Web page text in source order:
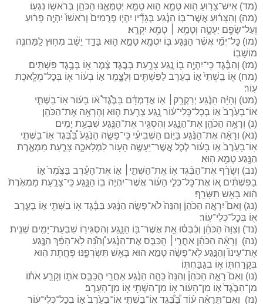
(מד) אִישׁ־צָר֥וּעַ ה֖וּא טָמֵ֣א ה֑וּא טַמֵּ֧א יְטַמְּאֶ֛נּוּ הַכֹּהֵ֖ן בְּרֹאשׁ֥וֹ נִגְעֽוֹ׃
(מה) וְהַצָּר֜וּעַ אֲשֶׁר־בּ֣וֹ הַנֶּ֗גַע בְּגָדָ֞יו יִהְי֤וּ פְרֻמִים֙ וְרֹאשׁוֹ֙ יִהְיֶ֣ה פָר֔וּעַ
וְעַל־שָׂפָ֖ם יַעְטֶ֑ה וְטָמֵ֥א ׀ טָמֵ֖א יִקְרָֽא׃
(מו) כׇּל־יְמֵ֞י אֲשֶׁ֨ר הַנֶּ֥גַע בּ֛וֹ יִטְמָ֖א טָמֵ֣א ה֑וּא בָּדָ֣ד יֵשֵׁ֔ב מִח֥וּץ לַֽמַּחֲנֶ֖ה
מוֹשָׁבֽוֹ׃
(מז) וְהַבֶּ֕גֶד כִּֽי־יִהְיֶ֥ה ב֖וֹ נֶ֣גַע צָרָ֑עַת בְּבֶ֣גֶד צֶ֔מֶר א֖וֹ בְּבֶ֥גֶד פִּשְׁתִּֽים׃
(מח) א֤וֹ בִֽשְׁתִי֙ א֣וֹ בְעֵ֔רֶב לַפִּשְׁתִּ֖ים וְלַצָּ֑מֶר א֣וֹ בְע֔וֹר א֖וֹ בְּכׇל־מְלֶ֥אכֶת
עֽוֹר׃
(מט) וְהָיָ֨ה הַנֶּ֜גַע יְרַקְרַ֣ק׀ א֣וֹ אֲדַמְדָּ֗ם בַּבֶּ֩גֶד֩ א֨וֹ בָע֜וֹר אֽוֹ־בַשְּׁתִ֤י
אוֹ־בָעֵ֙רֶב֙ א֣וֹ בְכׇל־כְּלִי־ע֔וֹר נֶ֥גַע צָרַ֖עַת ה֑וּא וְהׇרְאָ֖ה אֶת־הַכֹּהֵֽן׃
(נ) וְרָאָ֥ה הַכֹּהֵ֖ן אֶת־הַנָּ֑גַע וְהִסְגִּ֥יר אֶת־הַנֶּ֖גַע שִׁבְעַ֥ת יָמִֽים׃
(נא) וְרָאָ֨ה אֶת־הַנֶּ֜גַע בַּיּ֣וֹם הַשְּׁבִיעִ֗י כִּֽי־פָשָׂ֤ה הַנֶּ֙גַע֙ בַּ֠בֶּ֠גֶד אֽוֹ־בַשְּׁתִ֤י
אֽוֹ־בָעֵ֙רֶב֙ א֣וֹ בָע֔וֹר לְכֹ֛ל אֲשֶׁר־יֵעָשֶׂ֥ה הָע֖וֹר לִמְלָאכָ֑ה צָרַ֧עַת מַמְאֶ֛רֶת
הַנֶּ֖גַע טָמֵ֥א הֽוּא׃
(נב) וְשָׂרַ֨ף אֶת־הַבֶּ֜גֶד א֥וֹ אֶֽת־הַשְּׁתִ֣י׀ א֣וֹ אֶת־הָעֵ֗רֶב בַּצֶּ֙מֶר֙ א֣וֹ
בַפִּשְׁתִּ֔ים א֚וֹ אֶת־כׇּל־כְּלִ֣י הָע֔וֹר אֲשֶׁר־יִהְיֶ֥ה ב֖וֹ הַנָּ֑גַע כִּֽי־צָרַ֤עַת מַמְאֶ֙רֶת֙
הִ֔וא בָּאֵ֖שׁ תִּשָּׂרֵֽף׃
(נג) וְאִם֮ יִרְאֶ֣ה הַכֹּהֵן֒ וְהִנֵּה֙ לֹא־פָשָׂ֣ה הַנֶּ֔גַע בַּבֶּ֕גֶד א֥וֹ בַשְּׁתִ֖י א֣וֹ בָעֵ֑רֶב
א֖וֹ בְּכׇל־כְּלִי־עֽוֹר׃
(נד) וְצִוָּה֙ הַכֹּהֵ֔ן וְכִ֨בְּס֔וּ אֵ֥ת אֲשֶׁר־בּ֖וֹ הַנָּ֑גַע וְהִסְגִּיר֥וֹ שִׁבְעַת־יָמִ֖ים שֵׁנִֽית׃
(נה) וְרָאָ֨ה הַכֹּהֵ֜ן אַחֲרֵ֣י׀ הֻכַּבֵּ֣ס אֶת־הַנֶּ֗גַע וְ֠הִנֵּ֠ה לֹֽא־הָפַ֨ךְ הַנֶּ֤גַע
אֶת־עֵינוֹ֙ וְהַנֶּ֣גַע לֹֽא־פָשָׂ֔ה טָמֵ֣א ה֔וּא בָּאֵ֖שׁ תִּשְׂרְפֶ֑נּוּ פְּחֶ֣תֶת הִ֔וא
בְּקָרַחְתּ֖וֹ א֥וֹ בְגַבַּחְתּֽוֹ׃
(נו) וְאִם֮ רָאָ֣ה הַכֹּהֵן֒ וְהִנֵּה֙ כֵּהָ֣ה הַנֶּ֔גַע אַחֲרֵ֖י הֻכַּבֵּ֣ס אֹת֑וֹ וְקָרַ֣ע אֹת֗וֹ
מִן־הַבֶּ֙גֶד֙ א֣וֹ מִן־הָע֔וֹר א֥וֹ מִן־הַשְּׁתִ֖י א֥וֹ מִן־הָעֵֽרֶב׃
(נז) וְאִם־תֵּרָאֶ֨ה ע֜וֹד בַּ֠בֶּ֠גֶד אֽוֹ־בַשְּׁתִ֤י אֽוֹ־בָעֵ֙רֶב֙ א֣וֹ בְכׇל־כְּלִי־ע֔וֹר